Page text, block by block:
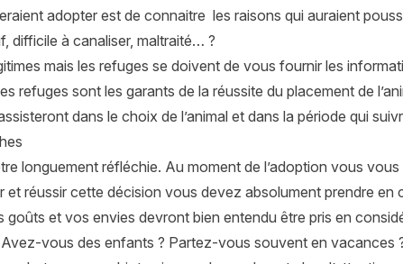
adopter est de connaitre les raisons qui auraient
difficile à canaliser, maltraité… ?
mais les refuges se doivent de vous fournir les
refuges sont les garants de la réussite du placement de
dans le choix de l’animal et dans la période qui
longuement réfléchie. Au moment de l’adoption vous
et réussir cette décision vous devez absolument prendre
goûts et vos envies devront bien entendu être pris en
Avez-vous des enfants ? Partez-vous souvent en